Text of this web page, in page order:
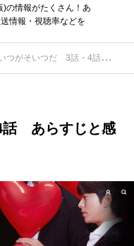
)の情報がたくさん！あ
情報・視聴率などを
がそいつだ 3話・4話 あらすじと感想
話 あらすじと感